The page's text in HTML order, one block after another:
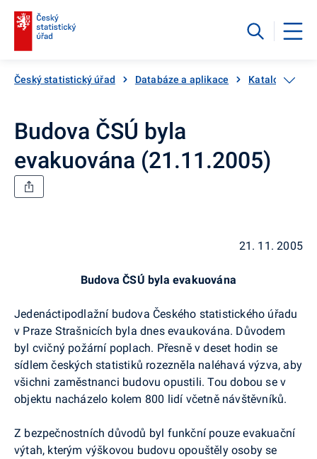
Český statistický úřad Databáze a aplikace Katalog
Budova ČSÚ byla
evakuována (21.11.2005)
21. 11. 2005
Budova ČSÚ byla evakuována
Jedenáctipodlažní budova Českého statistického úřadu
v Praze Strašnicích byla dnes evaukována. Důvodem
byl cvičný požární poplach. Přesně v deset hodin se
sídlem českých statistiků rozezněla naléhavá výzva, aby
všichni zaměstnanci budovu opustili. Tou dobou se v
objektu nacházelo kolem 800 lidí včetně návštěvníků.
Z bezpečnostních důvodů byl funkční pouze evakuační
výtah, kterým výškovou budovu opouštěly osoby se